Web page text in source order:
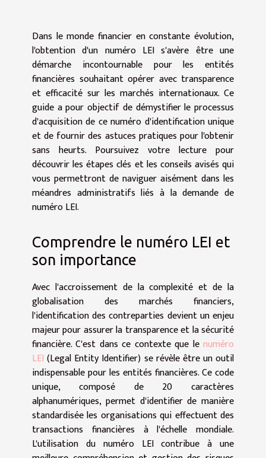
Dans le monde financier en constante évolution,
l'obtention d'un numéro LEI s'avère être une
démarche incontournable pour les entités
financières souhaitant opérer avec transparence
et efficacité sur les marchés internationaux. Ce
guide a pour objectif de démystifier le processus
d'acquisition de ce numéro d'identification unique
et de fournir des astuces pratiques pour l'obtenir
sans heurts. Poursuivez votre lecture pour
découvrir les étapes clés et les conseils avisés qui
vous permettront de naviguer aisément dans les
méandres administratifs liés à la demande de
numéro LEI.
Comprendre le numéro LEI et
son importance
Avec l'accroissement de la complexité et de la
globalisation des marchés financiers,
l'identification des contreparties devient un enjeu
majeur pour assurer la transparence et la sécurité
financière. C'est dans ce contexte que le numéro
LEI (Legal Entity Identifier) se révèle être un outil
indispensable pour les entités financières. Ce code
unique, composé de 20 caractères
alphanumériques, permet d'identifier de manière
standardisée les organisations qui effectuent des
transactions financières à l'échelle mondiale.
L'utilisation du numéro LEI contribue à une